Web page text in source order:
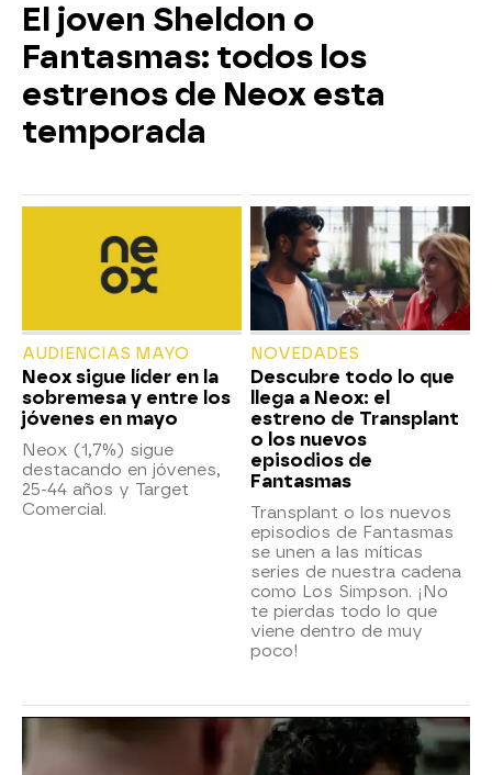
El joven Sheldon o
Fantasmas: todos los
estrenos de Neox esta
temporada
AUDIENCIAS MAYO
Neox sigue líder en la
sobremesa y entre los
jóvenes en mayo
Neox (1,7%) sigue
destacando en jóvenes,
25-44 años y Target
Comercial.
NOVEDADES
Descubre todo lo que
llega a Neox: el
estreno de Transplant
o los nuevos
episodios de
Fantasmas
Transplant o los nuevos
episodios de Fantasmas
se unen a las míticas
series de nuestra cadena
como Los Simpson. ¡No
te pierdas todo lo que
viene dentro de muy
poco!